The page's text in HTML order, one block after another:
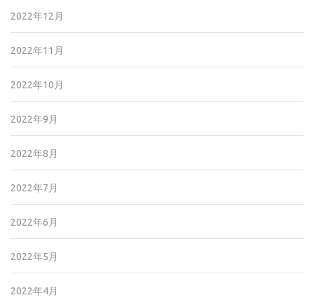
2022年12月
2022年11月
2022年10月
2022年9月
2022年8月
2022年7月
2022年6月
2022年5月
2022年4月